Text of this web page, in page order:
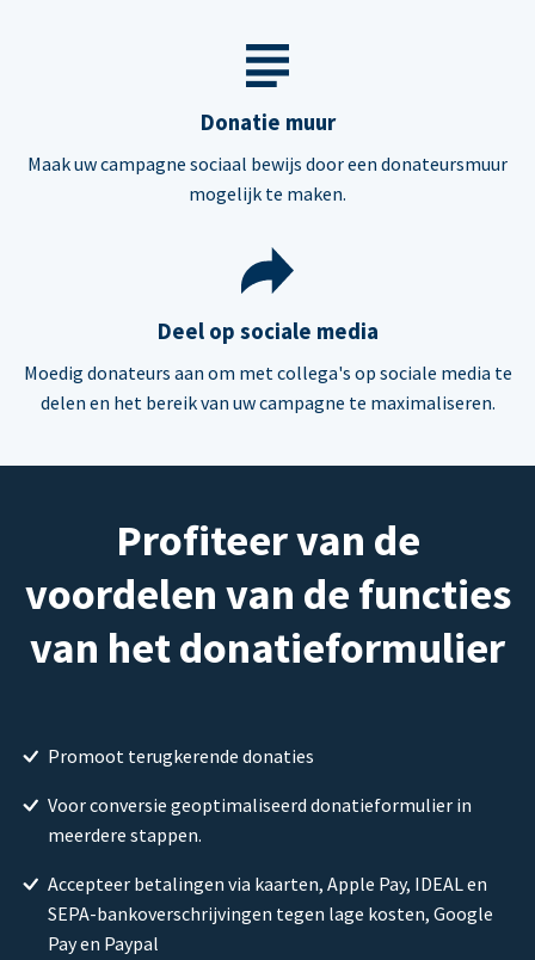
Donatie muur
Maak uw campagne sociaal bewijs door een donateursmuur
mogelijk te maken.
Deel op sociale media
Moedig donateurs aan om met collega's op sociale media te
delen en het bereik van uw campagne te maximaliseren.
Profiteer van de
voordelen van de functies
van het donatieformulier
Promoot terugkerende donaties
Voor conversie geoptimaliseerd donatieformulier in
meerdere stappen.
Accepteer betalingen via kaarten, Apple Pay, IDEAL en
SEPA-bankoverschrijvingen tegen lage kosten, Google
Pay en Paypal